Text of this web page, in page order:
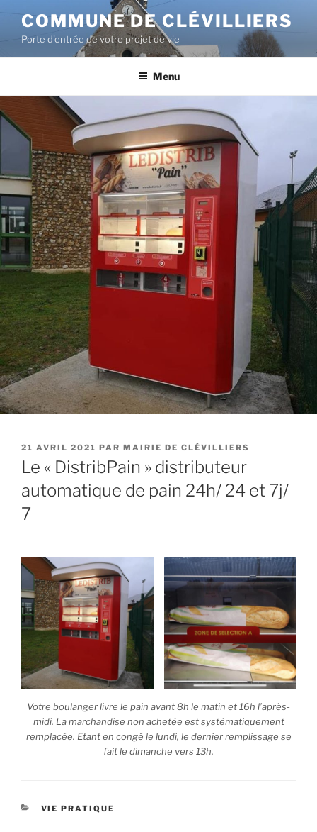
COMMUNE DE CLÉVILLIERS
Porte d'entrée de votre projet de vie
Menu
21 AVRIL 2021 PAR MAIRIE DE CLÉVILLIERS
Le « DistribPain » distributeur
automatique de pain 24h/ 24 et 7j/
7
Votre boulanger livre le pain avant 8h le matin et 16h l’après-
midi. La marchandise non achetée est systématiquement
remplacée. Etant en congé le lundi, le dernier remplissage se
fait le dimanche vers 13h.
VIE PRATIQUE